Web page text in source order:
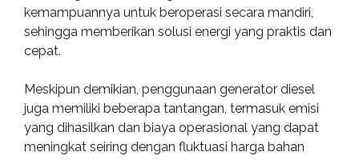
kemampuannya untuk beroperasi secara mandiri,
sehingga memberikan solusi energi yang praktis dan
cepat.
Meskipun demikian, penggunaan generator diesel
juga memiliki beberapa tantangan, termasuk emisi
yang dihasilkan dan biaya operasional yang dapat
meningkat seiring dengan fluktuasi harga bahan